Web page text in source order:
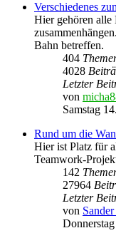
Verschiedenes
Hier gehören
Bahn betreffen.
404
4028
Letzter
von
Samstag
Rund um die
Hier ist Platz für
Teamwork-
142
27964
Letzter
von